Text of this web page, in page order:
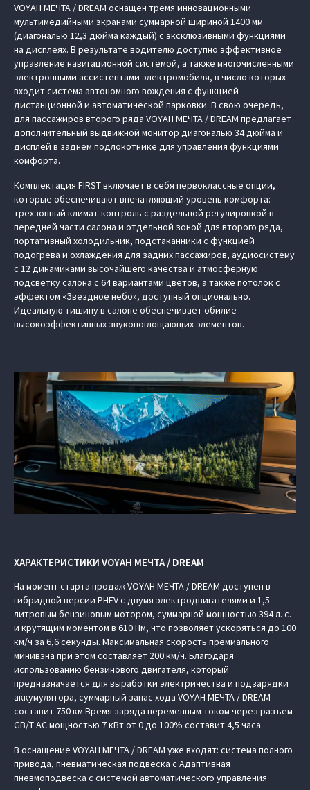
VOYAH МЕЧТА / DREAM оснащен тремя инновационными
мультимедийными экранами суммарной шириной 1400 мм
(диагональю 12,3 дюйма каждый) с эксклюзивными функциями
на дисплеях. В результате водителю доступно эффективное
управление навигационной системой, а также многочисленными
электронными ассистентами электромобиля, в число которых
входит система автономного вождения с функцией
дистанционной и автоматической парковки. В свою очередь,
для пассажиров второго ряда VOYAH МЕЧТА / DREAM предлагает
дополнительный выдвижной монитор диагональю 34 дюйма и
дисплей в заднем подлокотнике для управления функциями
комфорта.
Комплектация FIRST включает в себя первоклассные опции,
которые обеспечивают впечатляющий уровень комфорта:
трехзонный климат-контроль с раздельной регулировкой в
передней части салона и отдельной зоной для второго ряда,
портативный холодильник, подстаканники с функцией
подогрева и охлаждения для задних пассажиров, аудиосистему
с 12 динамиками высочайшего качества и атмосферную
подсветку салона с 64 вариантами цветов, а также потолок с
эффектом «Звездное небо», доступный опционально.
Идеальную тишину в салоне обеспечивает обилие
высокоэффективных звукопоглощающих элементов.
ХАРАКТЕРИСТИКИ VOYAH МЕЧТА / DREAM
На момент старта продаж VOYAH МЕЧТА / DREAM доступен в
гибридной версии PHEV с двумя электродвигателями и 1,5-
литровым бензиновым мотором, суммарной мощностью 394 л. с.
и крутящим моментом в 610 Нм, что позволяет ускоряться до 100
км/ч за 6,6 секунды. Максимальная скорость премиального
минивэна при этом составляет 200 км/ч. Благодаря
использованию бензинового двигателя, который
предназначается для выработки электричества и подзарядки
аккумулятора, суммарный запас хода VOYAH МЕЧТА / DREAM
составит 750 км Время заряда переменным током через разъем
GB/T AC мощностью 7 кВт от 0 до 100% составит 4,5 часа.
В оснащение VOYAH МЕЧТА / DREAM уже входят: система полного
привода, пневматическая подвеска с Адаптивная
пневмоподвеска с системой автоматического управления